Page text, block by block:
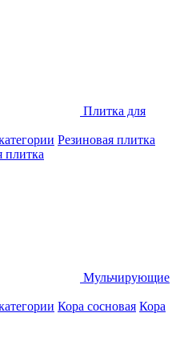
Плитка для
Резиновая плитка
плитка
Мульчирующие
Кора сосновая Кора